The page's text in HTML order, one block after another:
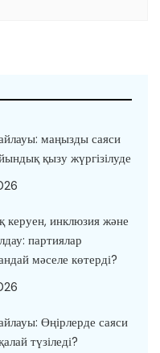
маңызды саяси
қызу жүргізілуде
керуен, инклюзия және
партиялар
мәселе көтерді?
Өңірлерде саяси
түзіледі?